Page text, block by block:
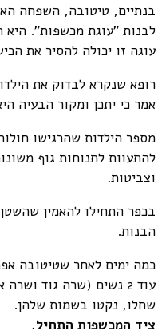
בנתיים, טיטובה, השפחה
לבנות "עוגת מכשפות".
עוגה זו יכולה להסיר את
רופא שנקרא לבדוק את
אמר כי יתכן ומקור הבעיה
מספר הילדות שהרגישו
להתעוות לתנוחות גוף
וצביטות.
בכפר התחילו להאמין
הבנות.
כמה ימים לאחר שטיטובה
שחלו, נקטו בשמות שלהן.
ציד המכשפות התחיל.